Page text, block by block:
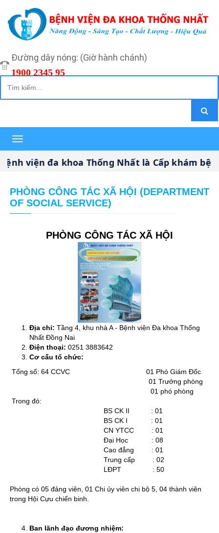
Đường dây nóng: (Giờ hành chánh)
1900 2345 95
Toggle
navigation
đa khoa Thống Nhất là Cấp khám bệnh, chữa
PHÒNG CÔNG TÁC XÃ HỘI (DEPARTMENT
OF SOCIAL SERVICE)
PHÒNG CÔNG TÁC XÃ HỘI
Địa chỉ: Tầng 4, khu nhà A - Bệnh viện Đa khoa Thống
Nhất Đồng Nai
Điện thoại: 0251 3883642
Cơ cấu tổ chức:
Tổng số: 64 CCVC 01 Phó Giám Đốc
01 Trưởng phòng
01 phó phòng
Trong đó:
BS CK II : 01
BS CK I : 01
CN YTCC : 01
Đại Học : 08
Cao đẳng : 01
Trung cấp : 02
LĐPT : 50
Phòng có 05 đảng viên, 01 Chi ủy viên chi bộ 5, 04 thành viên
trong Hội Cựu chiến binh.
Ban lãnh đạo đương nhiệm: